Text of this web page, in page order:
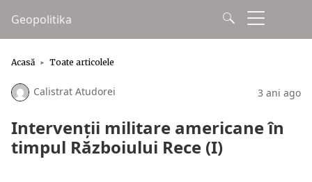
Geopolitika
Acasă Toate articolele
Calistrat Atudorei 3 ani ago
Intervenții militare americane în
timpul Războiului Rece (I)